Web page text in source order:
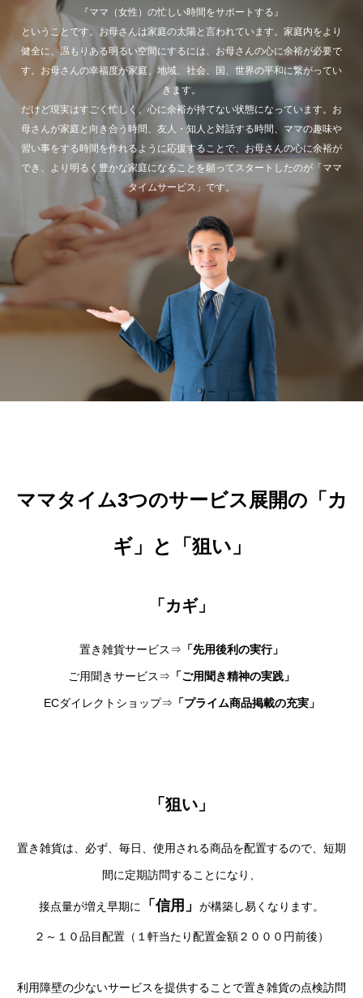
『ママ（女性）の忙しい時間をサポートする』
ということです。お母さんは家庭の太陽と言われています。家庭内をより
健全に、温もりある明るい空間にするには、お母さんの心に余裕が必要で
す。お母さんの幸福度が家庭、地域、社会、国、世界の平和に繋がってい
きます。
だけど現実はすごく忙しく、心に余裕が持てない状態になっています。お
母さんが家庭と向き合う時間、友人・知人と対話する時間、ママの趣味や
習い事をする時間を作れるように応援することで、お母さんの心に余裕が
でき、より明るく豊かな家庭になることを願ってスタートしたのが「ママ
タイムサービス」です。
ママタイム3つのサービス展開の「カ
ギ」と「狙い」
「カギ」
置き雑貨サービス⇒ 「先用後利の実行」
ご用聞きサービス⇒ 「ご用聞き精神の実践」
ECダイレクトショップ⇒ 「プライム商品掲載の充実」
「狙い」
置き雑貨は、必ず、毎日、使用される商品を配置するので、短期
間に定期訪問することになり、
接点量が増え早期に 「信用」 が構築し易くなります。
２～１０品目配置（１軒当たり配置金額２０００円前後）
利用障壁の少ないサービスを提供することで置き雑貨の点検訪問